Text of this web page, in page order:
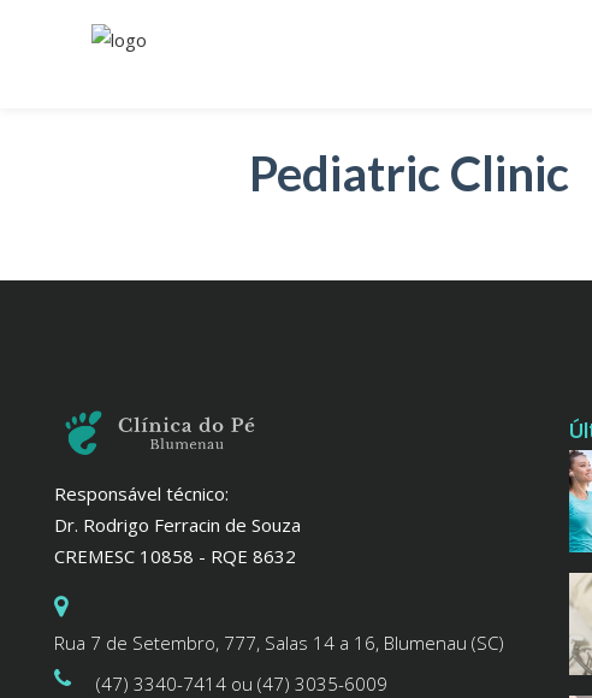
Pediatric Clinic
Responsável técnico:
Dr. Rodrigo Ferracin de Souza
CREMESC 10858 - RQE 8632
Rua 7 de Setembro, 777, Salas 14 a 16, Blumenau (SC)
(47) 3340-7414 ou (47) 3035-6009